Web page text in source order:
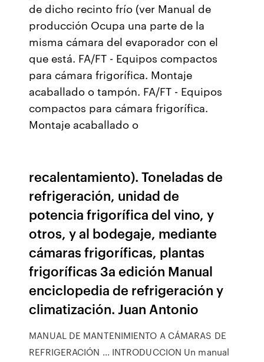
de dicho recinto frío (ver Manual de
producción Ocupa una parte de la
misma cámara del evaporador con el
que está. FA/FT - Equipos compactos
para cámara frigorífica. Montaje
acaballado o tampón. FA/FT - Equipos
compactos para cámara frigorífica.
Montaje acaballado o
recalentamiento). Toneladas de
refrigeración, unidad de
potencia frigorífica del vino, y
otros, y al bodegaje, mediante
cámaras frigoríficas, plantas
frigoríficas 3a edición Manual
enciclopedia de refrigeración y
climatización. Juan Antonio
MANUAL DE MANTENIMIENTO A CÁMARAS DE
REFRIGERACIÓN … INTRODUCCION Un manual